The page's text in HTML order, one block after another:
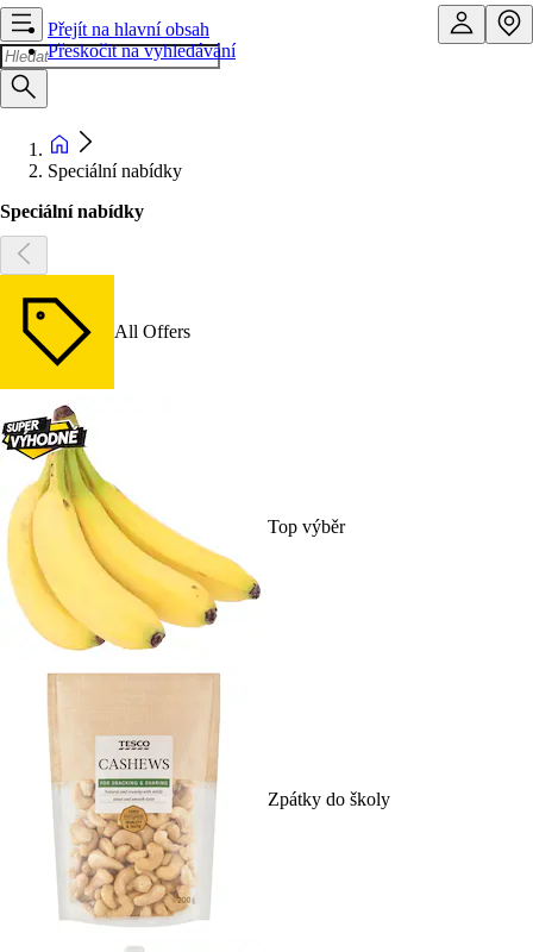
Přejít na hlavní obsah
Přeskočit na vyhledávání
Speciální nabídky
Speciální nabídky
All Offers
Top výběr
Zpátky do školy